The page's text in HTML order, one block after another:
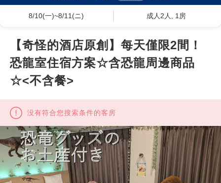
8/10(一)~8/11(ニ) 成人2人, 1房
【奇怪的酒店原創】每天僅限2間！
恐龍室住宿方案☆含恐龍周邊商品
☆<不含餐>
没有符合您搜索条件的客房